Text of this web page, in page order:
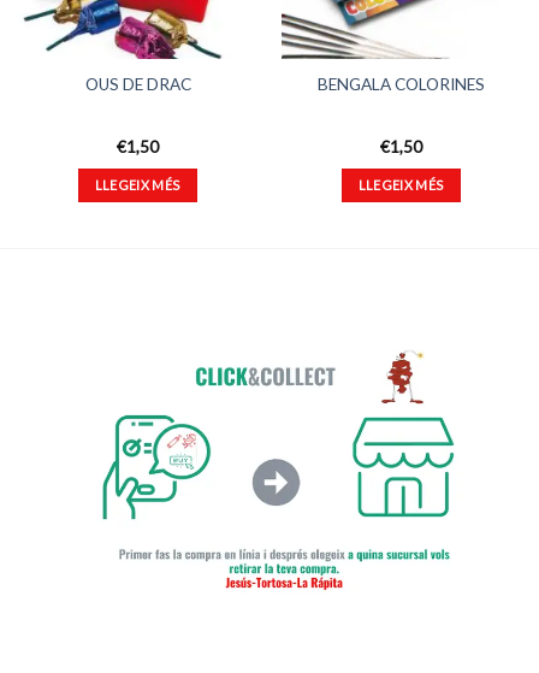
OUS DE DRAC
€1,50
LLEGEIX MÉS
BENGALA COLORINES
€1,50
LLEGEIX MÉS